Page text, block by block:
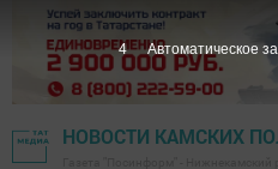
НОВОСТИ КАМСКИХ
3 Автоматическое